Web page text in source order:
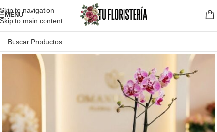
Skip to navigation
Skip to main content
MENU